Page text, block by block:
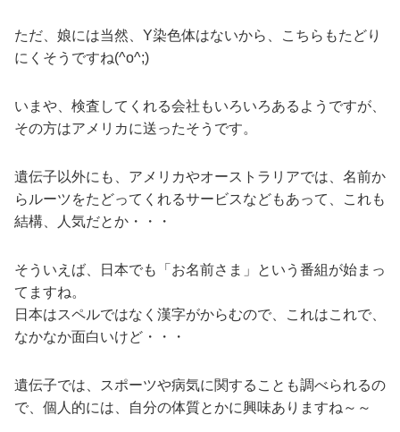
ただ、娘には当然、Y染色体はないから、こちらもたどり
にくそうですね(^o^;)
いまや、検査してくれる会社もいろいろあるようですが、
その方はアメリカに送ったそうです。
遺伝子以外にも、アメリカやオーストラリアでは、名前か
らルーツをたどってくれるサービスなどもあって、これも
結構、人気だとか・・・
そういえば、日本でも「お名前さま」という番組が始まっ
てますね。
日本はスペルではなく漢字がからむので、これはこれで、
なかなか面白いけど・・・
遺伝子では、スポーツや病気に関することも調べられるの
で、個人的には、自分の体質とかに興味ありますね～～